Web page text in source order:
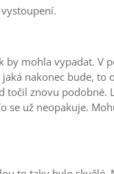
by mohla vypadat. V
nakonec bude, to
točil znovu
se už neopakuje.